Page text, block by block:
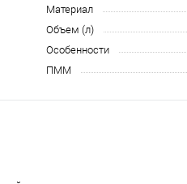
Материал
Объем (л)
Особенности
ПММ